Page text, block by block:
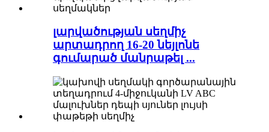
լարվածության սեղմիչ
արտադրող 16-20 նեյլոնե
գումարած մանրաթել ...